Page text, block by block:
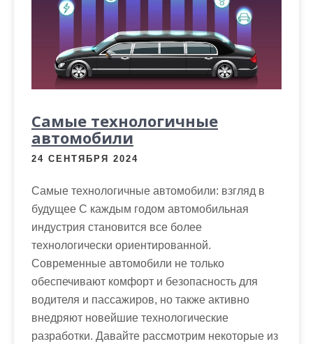
Самые технологичные
автомобили
24 СЕНТЯБРЯ 2024
Самые технологичные автомобили: взгляд в
будущее С каждым годом автомобильная
индустрия становится все более
технологически ориентированной.
Современные автомобили не только
обеспечивают комфорт и безопасность для
водителя и пассажиров, но также активно
внедряют новейшие технологические
разработки. Давайте рассмотрим некоторые из